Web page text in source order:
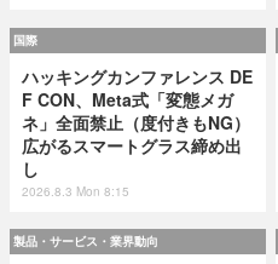
国際
ハッキングカンファレンス DE
F CON、Meta式「変態メガ
ネ」全面禁止（度付きもNG）
広がるスマートグラス締め出
し
2026.8.3 Mon 8:15
製品・サービス・業界動向